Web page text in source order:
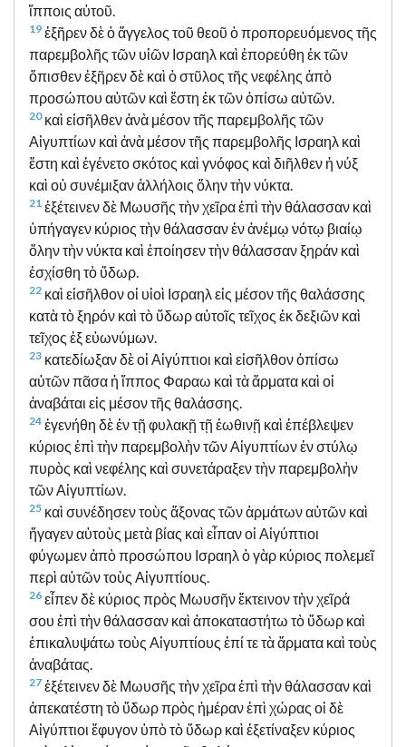
ἵπποις αὐτοῦ.
19 ἐξῆρεν δὲ ὁ ἄγγελος τοῦ θεοῦ ὁ προπορευόμενος τῆς
παρεμβολῆς τῶν υἱῶν Ισραηλ καὶ ἐπορεύθη ἐκ τῶν
ὄπισθεν ἐξῆρεν δὲ καὶ ὁ στῦλος τῆς νεφέλης ἀπὸ
προσώπου αὐτῶν καὶ ἔστη ἐκ τῶν ὀπίσω αὐτῶν.
20καὶ εἰσῆλθεν ἀνὰ μέσον τῆς παρεμβολῆς τῶν
Αἰγυπτίων καὶ ἀνὰ μέσον τῆς παρεμβολῆς Ισραηλ καὶ
ἔστη καὶ ἐγένετο σκότος καὶ γνόφος καὶ διῆλθεν ἡ νύξ
καὶ οὐ συνέμιξαν ἀλλήλοις ὅλην τὴν νύκτα.
21 ἐξέτεινεν δὲ Μωυσῆς τὴν χεῖρα ἐπὶ τὴν θάλασσαν καὶ
ὑπήγαγεν κύριος τὴν θάλασσαν ἐν ἀνέμῳ νότῳ βιαίῳ
ὅλην τὴν νύκτα καὶ ἐποίησεν τὴν θάλασσαν ξηράν καὶ
ἐσχίσθη τὸ ὕδωρ.
22 καὶ εἰσῆλθον οἱ υἱοὶ Ισραηλ εἰς μέσον τῆς θαλάσσης
κατὰ τὸ ξηρόν καὶ τὸ ὕδωρ αὐτοῖς τεῖχος ἐκ δεξιῶν καὶ
τεῖχος ἐξ εὐωνύμων.
23 κατεδίωξαν δὲ οἱ Αἰγύπτιοι καὶ εἰσῆλθον ὀπίσω
αὐτῶν πᾶσα ἡ ἵππος Φαραω καὶ τὰ ἅρματα καὶ οἱ
ἀναβάται εἰς μέσον τῆς θαλάσσης.
24 ἐγενήθη δὲ ἐν τῇ φυλακῇ τῇ ἑωθινῇ καὶ ἐπέβλεψεν
κύριος ἐπὶ τὴν παρεμβολὴν τῶν Αἰγυπτίων ἐν στύλῳ
πυρὸς καὶ νεφέλης καὶ συνετάραξεν τὴν παρεμβολὴν
τῶν Αἰγυπτίων.
25 καὶ συνέδησεν τοὺς ἄξονας τῶν ἁρμάτων αὐτῶν καὶ
ἤγαγεν αὐτοὺς μετὰ βίας καὶ εἶπαν οἱ Αἰγύπτιοι
φύγωμεν ἀπὸ προσώπου Ισραηλ ὁ γὰρ κύριος πολεμεῖ
περὶ αὐτῶν τοὺς Αἰγυπτίους.
26 εἶπεν δὲ κύριος πρὸς Μωυσῆν ἔκτεινον τὴν χεῖρά
σου ἐπὶ τὴν θάλασσαν καὶ ἀποκαταστήτω τὸ ὕδωρ καὶ
ἐπικαλυψάτω τοὺς Αἰγυπτίους ἐπί τε τὰ ἅρματα καὶ τοὺς
ἀναβάτας.
27 ἐξέτεινεν δὲ Μωυσῆς τὴν χεῖρα ἐπὶ τὴν θάλασσαν καὶ
ἀπεκατέστη τὸ ὕδωρ πρὸς ἡμέραν ἐπὶ χώρας οἱ δὲ
Αἰγύπτιοι ἔφυγον ὑπὸ τὸ ὕδωρ καὶ ἐξετίναξεν κύριος